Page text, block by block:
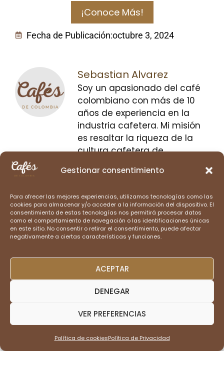
Gestionar consentimiento
Para ofrecer las mejores experiencias, utilizamos tecnologías como las
cookies para almacenar y/o acceder a la información del dispositivo. El
consentimiento de estas tecnologías nos permitirá procesar datos
como el comportamiento de navegación o las identificaciones únicas
en este sitio. No consentir o retirar el consentimiento, puede afectar
negativamente a ciertas características y funciones.
ACEPTAR
DENEGAR
VER PREFERENCIAS
Política de cookiesPolítica de Privacidad
¡Conoce Más!
Fecha de Publicación:octubre 3, 2024
Sebastian Alvarez
Soy un apasionado del café
colombiano con más de 10
años de experiencia en la
industria cafetera. Mi misión
es resaltar la riqueza de la
cultura cafetera de
historias únicas y promover
beneficien a las
comunidades cafetaleras.
HISTORIA DEL CAFÉ